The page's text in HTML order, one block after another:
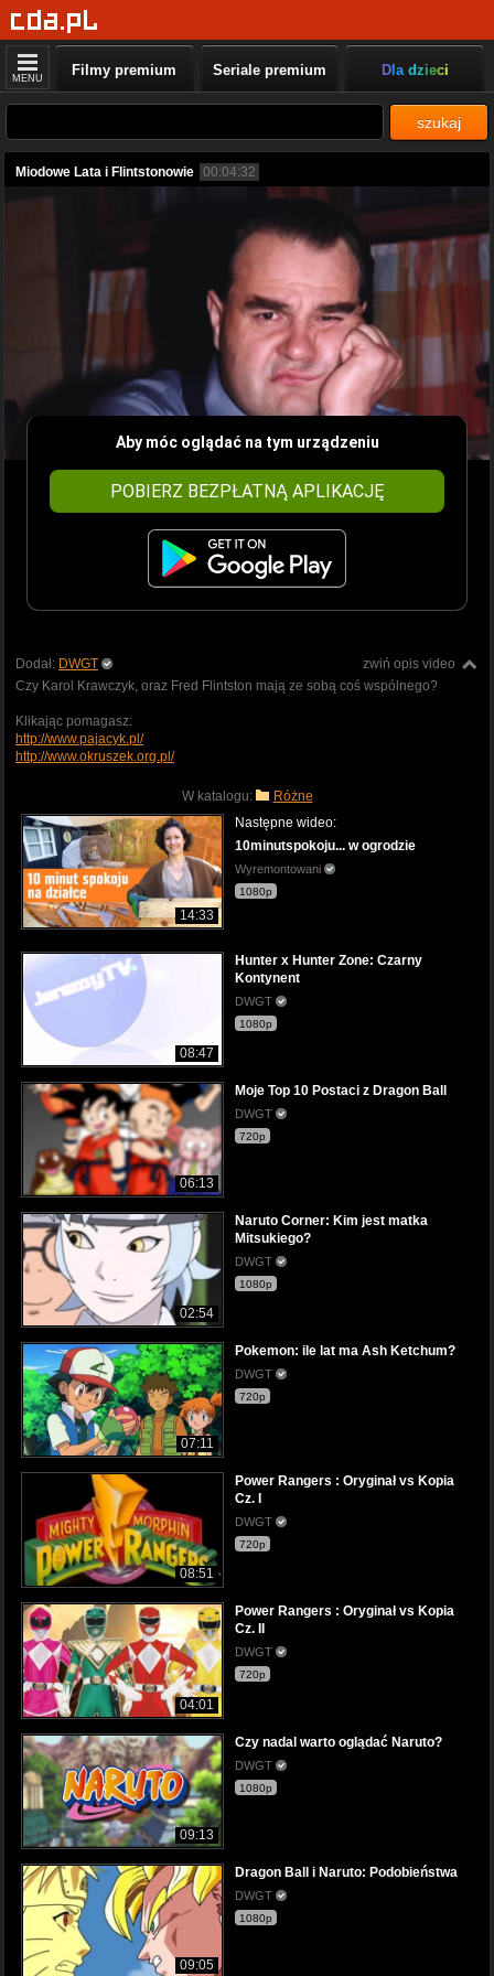
MENU Filmy premium Seriale premium Dla dzieci
szukaj
Miodowe Lata i Flintstonowie 00:04:32
Aby móc oglądać na tym urządzeniu
POBIERZ BEZPŁATNĄ APLIKACJĘ
zwiń opis video
Dodał: DWGT
Czy Karol Krawczyk, oraz Fred Flintston mają ze sobą coś wspólnego?
Klikając pomagasz:
http://www.pajacyk.pl/
http://www.okruszek.org.pl/
W katalogu: Różne
14:33
Następne wideo:
10minutspokoju... w ogrodzie
Wyremontowani
1080p
08:47
Hunter x Hunter Zone: Czarny
Kontynent
DWGT
1080p
06:13
Moje Top 10 Postaci z Dragon Ball
DWGT
720p
02:54
Naruto Corner: Kim jest matka
Mitsukiego?
DWGT
1080p
07:11
Pokemon: ile lat ma Ash Ketchum?
DWGT
720p
08:51
Power Rangers : Oryginał vs Kopia
Cz. I
DWGT
720p
04:01
Power Rangers : Oryginał vs Kopia
Cz. II
DWGT
720p
09:13
Czy nadal warto oglądać Naruto?
DWGT
1080p
09:05
Dragon Ball i Naruto: Podobieństwa
DWGT
1080p